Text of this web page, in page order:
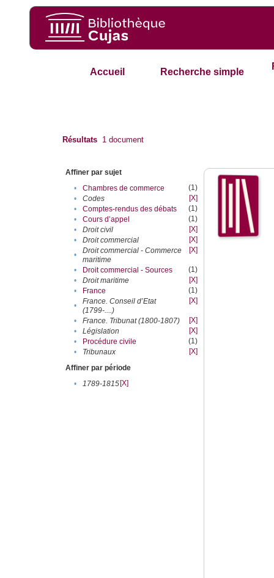
Accueil Recherche simple
Résultats 1 document
Affiner par sujet
•
Chambres de commerce
(1)
•
Codes
[X]
•
Comptes-rendus des débats
(1)
•
Cours d’appel
(1)
•
Droit civil
[X]
•
Droit commercial
[X]
•
Droit commercial - Commerce
maritime
[X]
• Droit commercial - Sources
(1)
•
Droit maritime
[X]
•
France
(1)
•
France. Conseil d’Etat
(1799-....)
[X]
• France. Tribunat (1800-1807)
[X]
•
Législation
[X]
•
Procédure civile
(1)
•
Tribunaux
[X]
Affiner par période
•
1789-1815[X]